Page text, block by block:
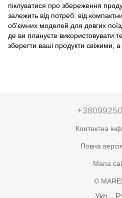
піклуватися про збереження
залежить від потреб: від
об'ємних моделей для довгих
де ви плануєте використовувати
зберегти ваші продукти свіжими,
Контактна
Повна
Мапа
©
Укр